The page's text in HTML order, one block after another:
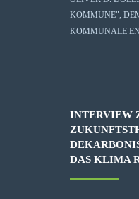
KOMMUNE",
KOMMUNALE
INTERVIEW
DAS KLIMA